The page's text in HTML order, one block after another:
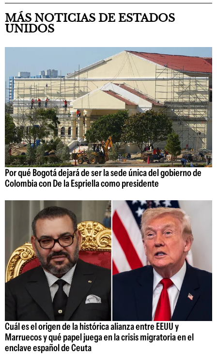
MÁS NOTICIAS DE ESTADOS
UNIDOS
Por qué Bogotá dejará de ser la sede única del gobierno de
Colombia con De la Espriella como presidente
Cuál es el origen de la histórica alianza entre EEUU y
Marruecos y qué papel juega en la crisis migratoria en el
enclave español de Ceuta